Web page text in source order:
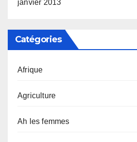
janvier 2013
Catégories
Afrique
Agriculture
Ah les femmes